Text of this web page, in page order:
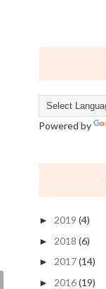
Powered by
► 2019 (4)
► 2018 (6)
► 2017(14)
► 2016(19)